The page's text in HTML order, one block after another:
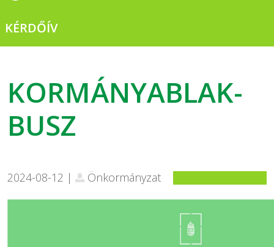
KÉRDŐÍV
KORMÁNYABLAK-
BUSZ
2024-08-12 | Önkormányzat